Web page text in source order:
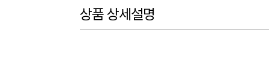
상품 상세설명